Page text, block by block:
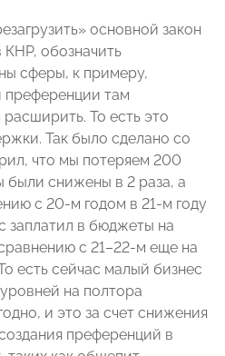
основной закон
обозначить
сферы, к примеру,
преференции там
То есть это
Так было сделано со
что мы потеряем 200
были снижены в 2 раза, а
с 20-м годом в 21-м году
заплатил в бюджеты на
с 21–22-м еще на
есть сейчас малый бизнес
на полтора
и это за счет снижения
преференций в